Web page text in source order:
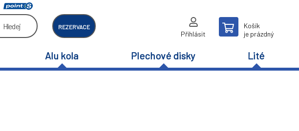
Hledej REZERVACE
Přihlásit
Košík
je prázdný
Alu kola Plechové disky Lité